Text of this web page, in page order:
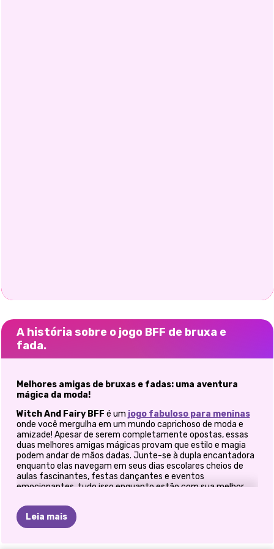
A história sobre o jogo BFF de bruxa e
fada.
Melhores amigas de bruxas e fadas: uma aventura
mágica da moda!
Witch And Fairy BFF é um jogo fabuloso para meninas
onde você mergulha em um mundo caprichoso de moda e
amizade! Apesar de serem completamente opostas, essas
duas melhores amigas mágicas provam que estilo e magia
podem andar de mãos dadas. Junte-se à dupla encantadora
enquanto elas navegam em seus dias escolares cheios de
aulas fascinantes, festas dançantes e eventos
emocionantes, tudo isso enquanto estão com sua melhor
Os opostos se atraem da melhor maneira
Leia mais